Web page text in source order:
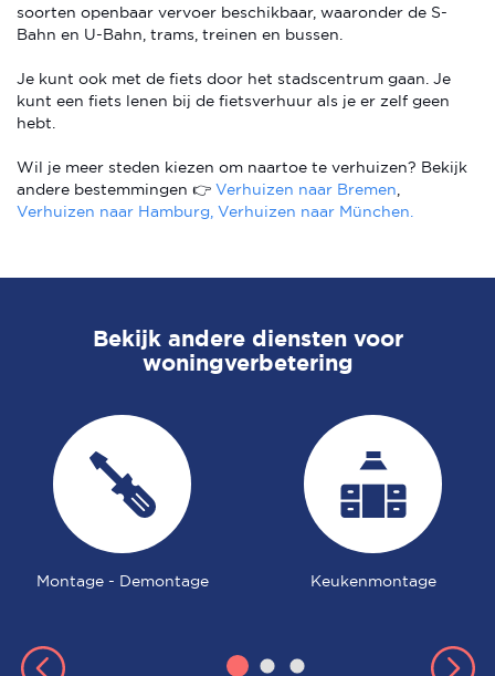
soorten openbaar vervoer beschikbaar, waaronder de S-
Bahn en U-Bahn, trams, treinen en bussen.
Je kunt ook met de fiets door het stadscentrum gaan. Je
kunt een fiets lenen bij de fietsverhuur als je er zelf geen
hebt.
Wil je meer steden kiezen om naartoe te verhuizen? Bekijk
andere bestemmingen 👉 Verhuizen naar Bremen
Verhuizen naar Hamburg, Verhuizen naar München.
Bekijk andere diensten voor
woningverbetering
Montage - Demontage Keukenmontage